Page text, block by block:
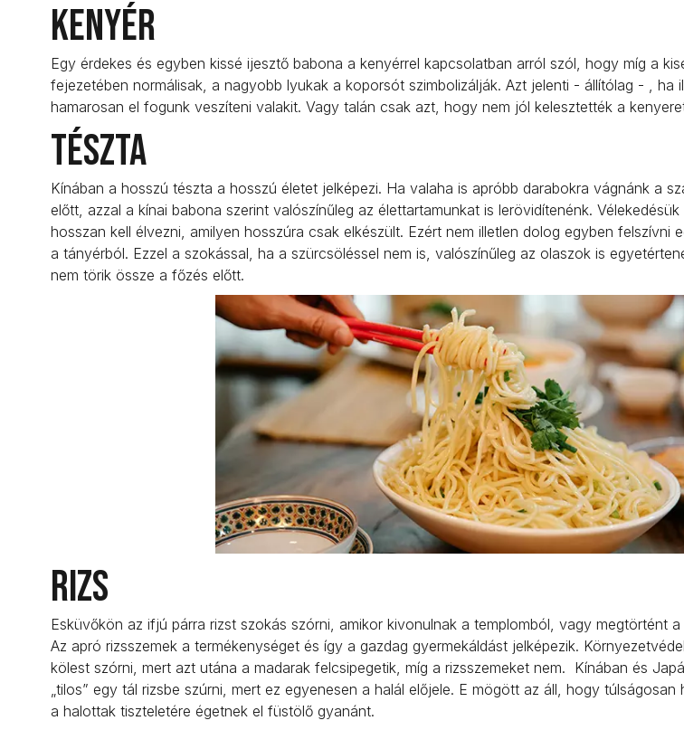
Kenyér
Egy érdekes és egyben kissé ijesztő babona a kenyérrel kapcsolatban arról szól, hogy míg a
fejezetében normálisak, a nagyobb lyukak a koporsót szimbolizálják. Azt jelenti - állítólag - , ha
hamarosan el fogunk veszíteni valakit. Vagy talán csak azt, hogy nem jól kelesztették a
Tészta
Kínában a hosszú tészta a hosszú életet jelképezi. Ha valaha is apróbb darabokra vágnánk a
előtt, azzal a kínai babona szerint valószínűleg az élettartamunkat is lerövidítenénk.
hosszan kell élvezni, amilyen hosszúra csak elkészült. Ezért nem illetlen dolog egyben felszívni
a tányérból. Ezzel a szokással, ha a szürcsöléssel nem is, valószínűleg az olaszok is
nem törik össze a főzés előtt.
Rizs
Esküvőkön az ifjú párra rizst szokás szórni, amikor kivonulnak a templomból, vagy megtörtént
Az apró rizsszemek a termékenységet és így a gazdag gyermekáldást jelképezik.
kölest szórni, mert azt utána a madarak felcsipegetik, míg a rizsszemeket nem. Kínában és
„tilos” egy tál rizsbe szúrni, mert ez egyenesen a halál előjele. E mögött az áll, hogy
a halottak tiszteletére égetnek el füstölő gyanánt.